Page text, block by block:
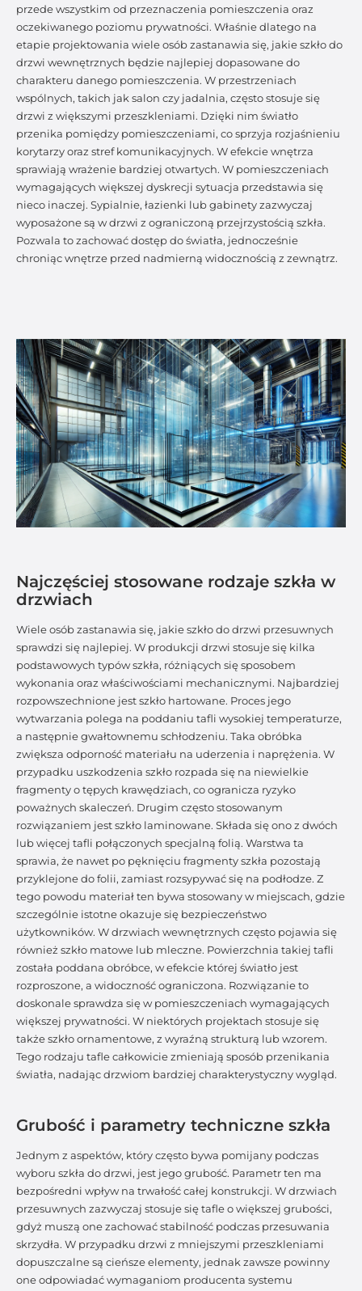
przede wszystkim od przeznaczenia pomieszczenia oraz
oczekiwanego poziomu prywatności. Właśnie dlatego na
etapie projektowania wiele osób zastanawia się, jakie szkło do
drzwi wewnętrznych będzie najlepiej dopasowane do
charakteru danego pomieszczenia. W przestrzeniach
wspólnych, takich jak salon czy jadalnia, często stosuje się
drzwi z większymi przeszkleniami. Dzięki nim światło
przenika pomiędzy pomieszczeniami, co sprzyja rozjaśnieniu
korytarzy oraz stref komunikacyjnych. W efekcie wnętrza
sprawiają wrażenie bardziej otwartych. W pomieszczeniach
wymagających większej dyskrecji sytuacja przedstawia się
nieco inaczej. Sypialnie, łazienki lub gabinety zazwyczaj
wyposażone są w drzwi z ograniczoną przejrzystością szkła.
Pozwala to zachować dostęp do światła, jednocześnie
chroniąc wnętrze przed nadmierną widocznością z zewnątrz.
Najczęściej stosowane rodzaje szkła w
drzwiach
Wiele osób zastanawia się, jakie szkło do drzwi przesuwnych
sprawdzi się najlepiej. W produkcji drzwi stosuje się kilka
podstawowych typów szkła, różniących się sposobem
wykonania oraz właściwościami mechanicznymi. Najbardziej
rozpowszechnione jest szkło hartowane. Proces jego
wytwarzania polega na poddaniu tafli wysokiej temperaturze,
a następnie gwałtownemu schłodzeniu. Taka obróbka
zwiększa odporność materiału na uderzenia i naprężenia. W
przypadku uszkodzenia szkło rozpada się na niewielkie
fragmenty o tępych krawędziach, co ogranicza ryzyko
poważnych skaleczeń. Drugim często stosowanym
rozwiązaniem jest szkło laminowane. Składa się ono z dwóch
lub więcej tafli połączonych specjalną folią. Warstwa ta
sprawia, że nawet po pęknięciu fragmenty szkła pozostają
przyklejone do folii, zamiast rozsypywać się na podłodze. Z
tego powodu materiał ten bywa stosowany w miejscach, gdzie
szczególnie istotne okazuje się bezpieczeństwo
użytkowników. W drzwiach wewnętrznych często pojawia się
również szkło matowe lub mleczne. Powierzchnia takiej tafli
została poddana obróbce, w efekcie której światło jest
rozproszone, a widoczność ograniczona. Rozwiązanie to
doskonale sprawdza się w pomieszczeniach wymagających
większej prywatności. W niektórych projektach stosuje się
także szkło ornamentowe, z wyraźną strukturą lub wzorem.
Tego rodzaju tafle całkowicie zmieniają sposób przenikania
światła, nadając drzwiom bardziej charakterystyczny wygląd.
Grubość i parametry techniczne szkła
Jednym z aspektów, który często bywa pomijany podczas
wyboru szkła do drzwi, jest jego grubość. Parametr ten ma
bezpośredni wpływ na trwałość całej konstrukcji. W drzwiach
przesuwnych zazwyczaj stosuje się tafle o większej grubości,
gdyż muszą one zachować stabilność podczas przesuwania
skrzydła. W przypadku drzwi z mniejszymi przeszkleniami
dopuszczalne są cieńsze elementy, jednak zawsze powinny
one odpowiadać wymaganiom producenta systemu